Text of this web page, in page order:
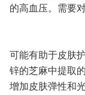
的高血压。需要
可能有助于皮肤
锌的芝麻中提取
增加皮肤弹性和